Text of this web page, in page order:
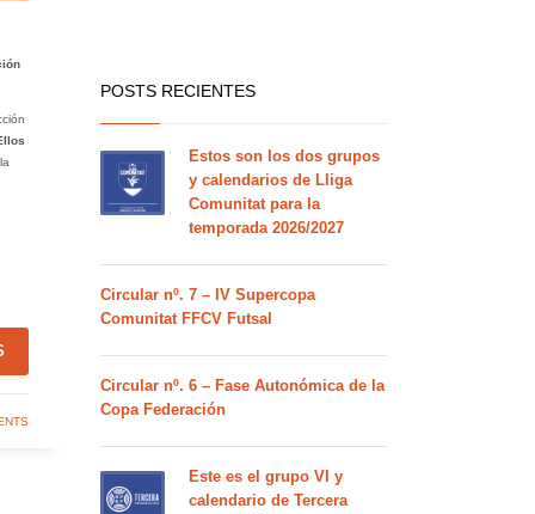
POSTS RECIENTES
Estos son los dos grupos
y calendarios de Lliga
Comunitat para la
temporada 2026/2027
Circular nº. 7 – IV Supercopa
Comunitat FFCV Futsal
Circular nº. 6 – Fase Autonómica de la
Copa Federación
Este es el grupo VI y
calendario de Tercera